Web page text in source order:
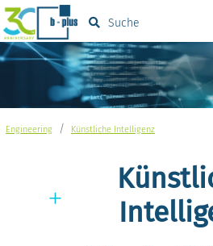
Suche
Engineering / Künstliche Intelligenz